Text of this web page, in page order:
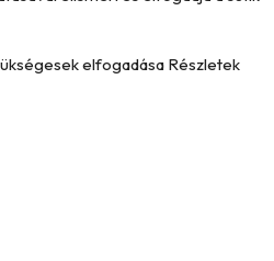
elfogadása Részletek